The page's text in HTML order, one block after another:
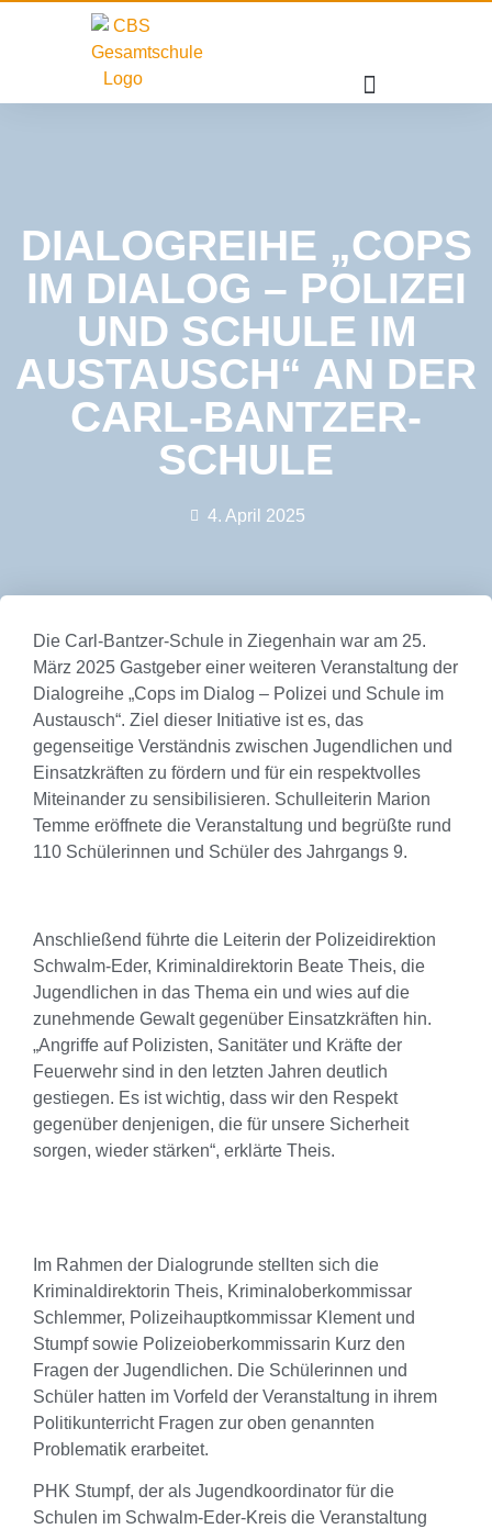
DIALOGREIHE „COPS
IM DIALOG – POLIZEI
UND SCHULE IM
AUSTAUSCH“ AN DER
CARL-BANTZER-
SCHULE
4. April 2025
Die Carl-Bantzer-Schule in Ziegenhain war am 25.
März 2025 Gastgeber einer weiteren Veranstaltung der
Dialogreihe „Cops im Dialog – Polizei und Schule im
Austausch“. Ziel dieser Initiative ist es, das
gegenseitige Verständnis zwischen Jugendlichen und
Einsatzkräften zu fördern und für ein respektvolles
Miteinander zu sensibilisieren. Schulleiterin Marion
Temme eröffnete die Veranstaltung und begrüßte rund
110 Schülerinnen und Schüler des Jahrgangs 9.
Anschließend führte die Leiterin der Polizeidirektion
Schwalm-Eder, Kriminaldirektorin Beate Theis, die
Jugendlichen in das Thema ein und wies auf die
zunehmende Gewalt gegenüber Einsatzkräften hin.
„Angriffe auf Polizisten, Sanitäter und Kräfte der
Feuerwehr sind in den letzten Jahren deutlich
gestiegen. Es ist wichtig, dass wir den Respekt
gegenüber denjenigen, die für unsere Sicherheit
sorgen, wieder stärken“, erklärte Theis.
Im Rahmen der Dialogrunde stellten sich die
Kriminaldirektorin Theis, Kriminaloberkommissar
Schlemmer, Polizeihauptkommissar Klement und
Stumpf sowie Polizeioberkommissarin Kurz den
Fragen der Jugendlichen. Die Schülerinnen und
Schüler hatten im Vorfeld der Veranstaltung in ihrem
Politikunterricht Fragen zur oben genannten
Problematik erarbeitet.
PHK Stumpf, der als Jugendkoordinator für die
Schulen im Schwalm-Eder-Kreis die Veranstaltung